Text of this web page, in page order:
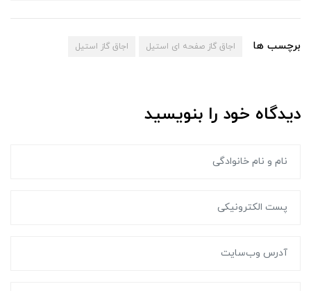
برچسب ها اجاق گاز صفحه ای استیل اجاق گاز استیل
دیدگاه خود را بنویسید